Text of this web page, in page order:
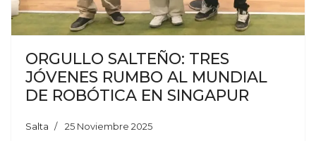
ORGULLO SALTEÑO: TRES
JÓVENES RUMBO AL MUNDIAL
DE ROBÓTICA EN SINGAPUR
Salta 25 Noviembre 2025